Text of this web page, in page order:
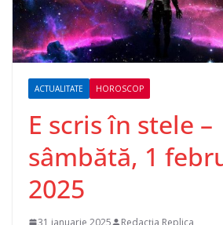
ACTUALITATE HOROSCOP
E scris în stele –
sâmbătă, 1
2025